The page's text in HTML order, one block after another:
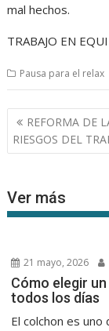
mal hechos.
TRABAJO EN
Pausa para el relax
Navegación
de
entradas
REFORMA DE
RIESGOS DEL
Ver más
21 mayo, 2026
Cómo elegir
todos los días
El colchon es